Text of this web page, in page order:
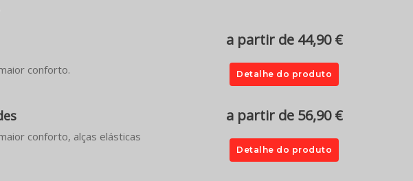
conforto.
a partir de 44,90 €
Detalhe do produto
conforto, alças elásticas
a partir de 56,90 €
Detalhe do produto